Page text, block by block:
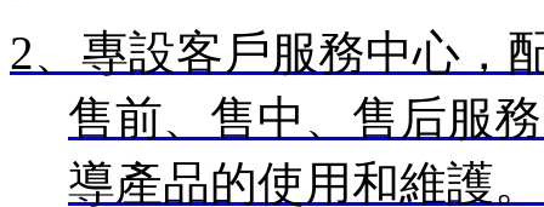
2、 專設客戶服務中心，
售前、售中、售后服
導產品的使用和維護